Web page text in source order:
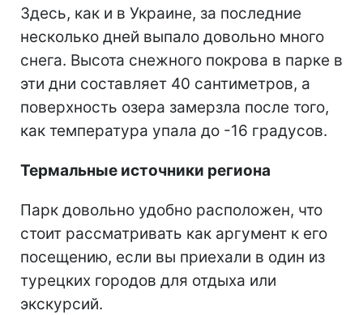
Здесь, как и в Украине, за последние
несколько дней выпало довольно много
снега. Высота снежного покрова в парке в
эти дни составляет 40 сантиметров, а
поверхность озера замерзла после того,
как температура упала до -16 градусов.
Термальные источники региона
Парк довольно удобно расположен, что
стоит рассматривать как аргумент к его
посещению, если вы приехали в один из
турецких городов для отдыха или
экскурсий.